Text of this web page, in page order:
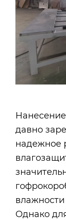
давно
надежное
Однако